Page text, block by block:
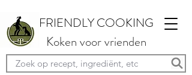
FRIENDLY COOKING
Koken voor vrienden